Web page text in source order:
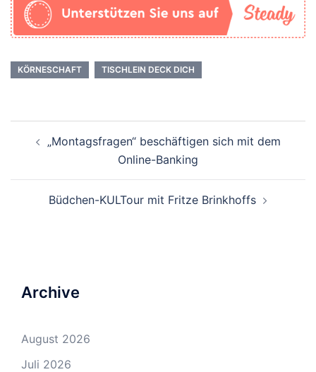
KÖRNESCHAFT TISCHLEIN DECK DICH
Navigation
„Montagsfragen“ beschäftigen sich mit dem
Online-Banking
Büdchen-KULTour mit Fritze Brinkhoffs
Archive
August 2026
Juli 2026